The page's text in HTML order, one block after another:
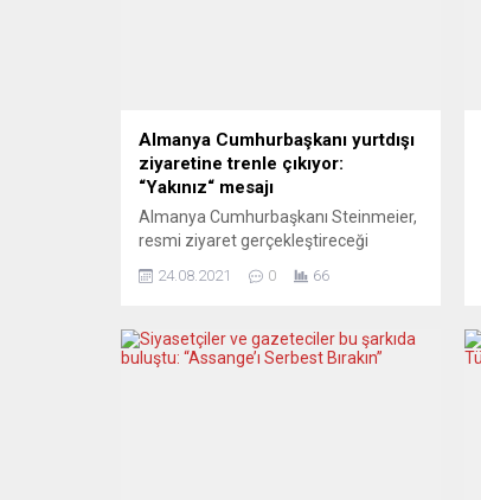
Almanya Cumhurbaşkanı yurtdışı
ziyaretine trenle çıkıyor:
“Yakınız“ mesajı
Almanya Cumhurbaşkanı Steinmeier,
resmi ziyaret gerçekleştireceği
seyahat edecek. Almanya
Steinmeier ilk kez bir resmi ziyaretini
trenle gerçekleştirecek. Çarşamba
24.08.2021 0 66